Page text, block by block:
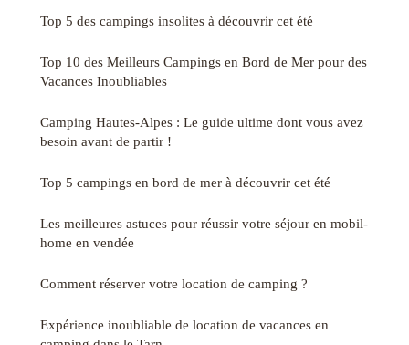
Top 5 des campings insolites à découvrir cet été
Top 10 des Meilleurs Campings en Bord de Mer pour des
Vacances Inoubliables
Camping Hautes-Alpes : Le guide ultime dont vous avez
besoin avant de partir !
Top 5 campings en bord de mer à découvrir cet été
Les meilleures astuces pour réussir votre séjour en mobil-
home en vendée
Comment réserver votre location de camping ?
Expérience inoubliable de location de vacances en